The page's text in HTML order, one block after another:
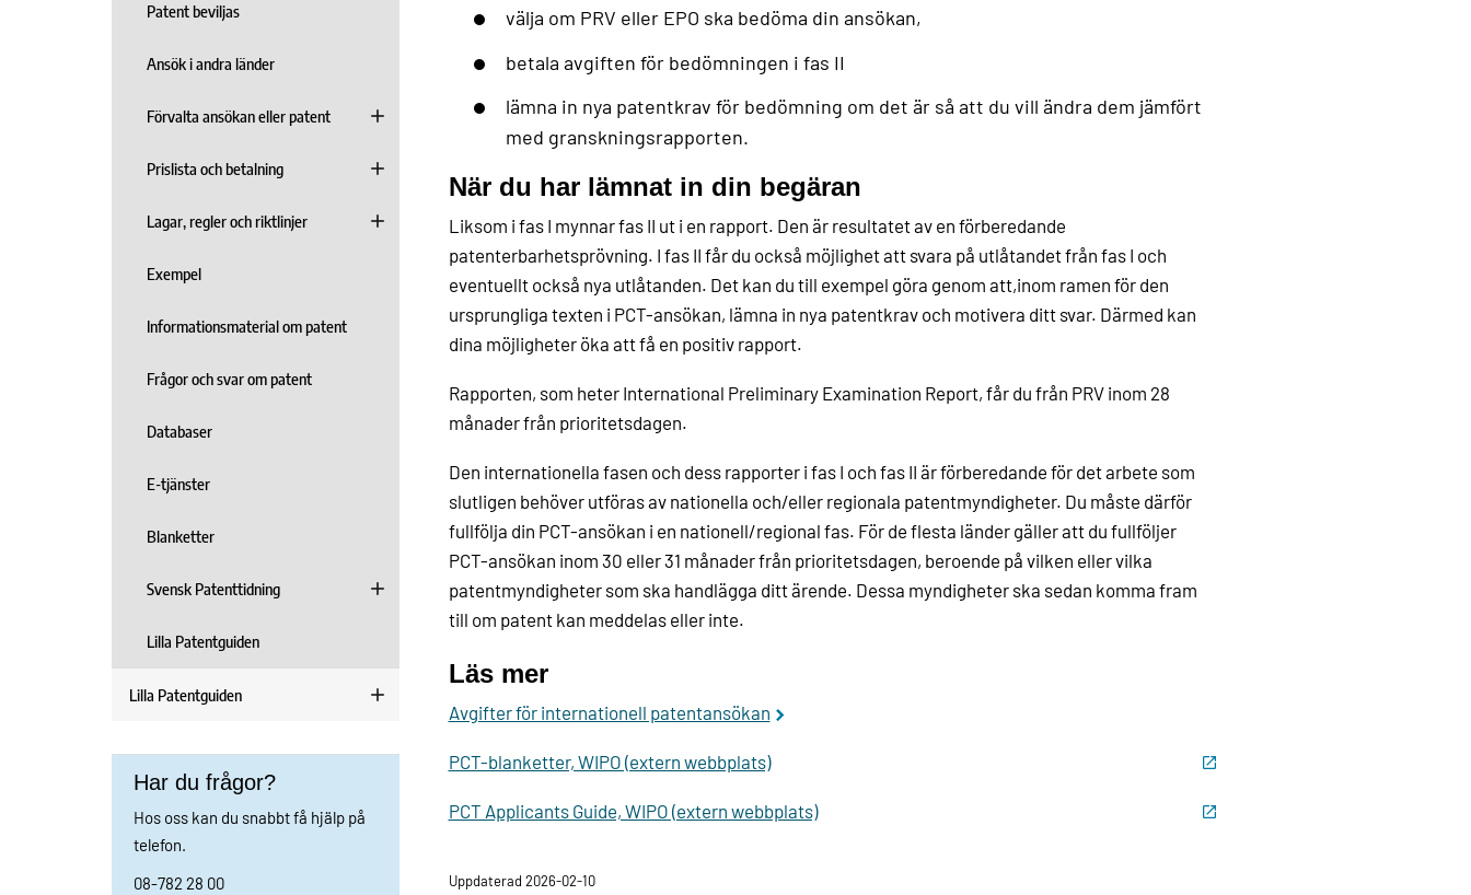
Patent beviljas
Ansök i andra länder
Förvalta ansökan eller patent
Prislista och betalning
Lagar, regler och riktlinjer
Exempel
Informationsmaterial om patent
Frågor och svar om patent
Databaser
E-tjänster
Blanketter
Svensk Patenttidning
Lilla Patentguiden
Lilla Patentguiden
Har du frågor?
Hos oss kan du snabbt få hjälp på
telefon.
08-782 28 00
välja om PRV eller EPO ska bedöma din ansökan,
betala avgiften för bedömningen i fas II
lämna in nya patentkrav för bedömning om det är så att du vill ändra dem jämfört
med granskningsrapporten.
När du har lämnat in din begäran
Liksom i fas I mynnar fas II ut i en rapport. Den är resultatet av en förberedande
patenterbarhetsprövning. I fas II får du också möjlighet att svara på utlåtandet från fas I och
eventuellt också nya utlåtanden. Det kan du till exempel göra genom att,inom ramen för den
ursprungliga texten i PCT-ansökan, lämna in nya patentkrav och motivera ditt svar. Därmed kan
dina möjligheter öka att få en positiv rapport.
Rapporten, som heter International Preliminary Examination Report, får du från PRV inom 28
månader från prioritetsdagen.
Den internationella fasen och dess rapporter i fas I och fas II är förberedande för det arbete som
slutligen behöver utföras av nationella och/eller regionala patentmyndigheter. Du måste därför
fullfölja din PCT-ansökan i en nationell/regional fas. För de flesta länder gäller att du fullföljer
PCT-ansökan inom 30 eller 31 månader från prioritetsdagen, beroende på vilken eller vilka
patentmyndigheter som ska handlägga ditt ärende. Dessa myndigheter ska sedan komma fram
till om patent kan meddelas eller inte.
Läs mer
Avgifter för internationell patentansökan
PCT-blanketter, WIPO (extern webbplats)
PCT Applicants Guide, WIPO (extern webbplats)
Uppdaterad 2026-02-10